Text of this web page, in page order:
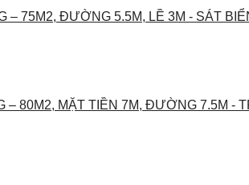
75M2, ĐƯỜNG 5.5M, LỀ 3M - SÁT
80M2, MẶT TIỀN 7M, ĐƯỜNG 7.5M -